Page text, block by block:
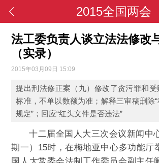
2015全国两会
法工委负责人谈立法法修改
（实录）
2015年03月09日 15:09
提出刑法修正案（九）修改了贪污罪和受
标准，不单以数额为准；解释三审稿删除
规定”；回应“红头文件是否违法”
十二届全国人大三次会议新闻中
期一）15时，在梅地亚中心多功能厅